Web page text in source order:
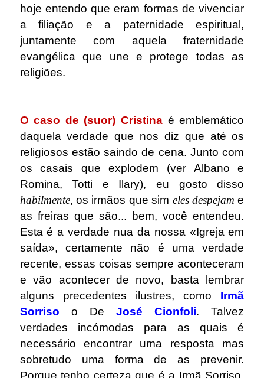
hoje entendo que eram formas de vivenciar
a filiação e a paternidade espiritual,
juntamente com aquela fraternidade
evangélica que une e protege todas as
religiões.
O caso de (suor) Cristina é emblemático
daquela verdade que nos diz que até os
religiosos estão saindo de cena. Junto com
os casais que explodem (ver Albano e
Romina, Totti e Ilary), eu gosto disso
habilmente, os irmãos que sim eles despejam e
as freiras que são... bem, você entendeu.
Esta é a verdade nua da nossa «Igreja em
saída», certamente não é uma verdade
recente, essas coisas sempre aconteceram
e vão acontecer de novo, basta lembrar
alguns precedentes ilustres, como Irmã
Sorriso o DeJosé Cionfoli. Talvez
verdades incómodas para as quais é
necessário encontrar uma resposta mas
sobretudo uma forma de as prevenir.